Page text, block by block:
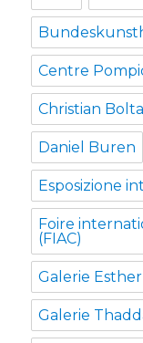
Centre
Christian
Daniel Buren
Esposizione
Foire
(FIAC)
Galerie
Galerie